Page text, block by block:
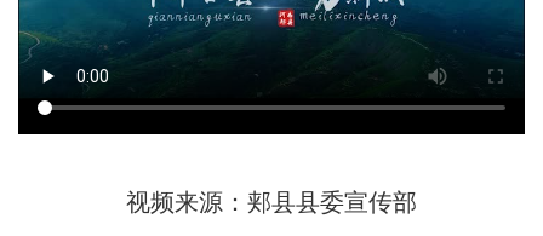
视频来源：郏县县委宣传部